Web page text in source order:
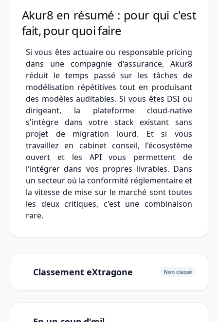
Akur8 en résumé : pour qui c'est
fait, pour quoi faire
Si vous êtes actuaire ou responsable pricing
dans une compagnie d'assurance, Akur8
réduit le temps passé sur les tâches de
modélisation répétitives tout en produisant
des modèles auditables. Si vous êtes DSI ou
dirigeant, la plateforme cloud-native
s'intègre dans votre stack existant sans
projet de migration lourd. Et si vous
travaillez en cabinet conseil, l'écosystème
ouvert et les API vous permettent de
l'intégrer dans vos propres livrables. Dans
un secteur où la conformité réglementaire et
la vitesse de mise sur le marché sont toutes
les deux critiques, c'est une combinaison
rare.
Classement eXtragone Non classé